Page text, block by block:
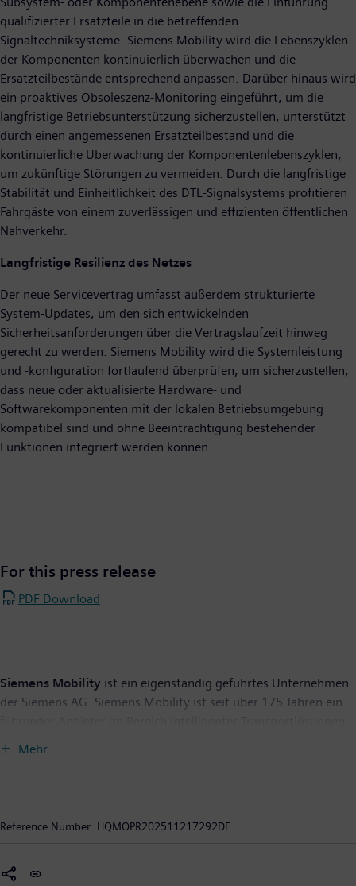
qualifizierter Ersatzteile in die betreffenden
Signaltechniksysteme. Siemens Mobility wird die Lebenszyklen
der Komponenten kontinuierlich überwachen und die
Ersatzteilbestände entsprechend anpassen. Darüber hinaus wird
ein proaktives Obsoleszenz-Monitoring eingeführt, um die
langfristige Betriebsunterstützung sicherzustellen, unterstützt
durch einen angemessenen Ersatzteilbestand und die
kontinuierliche Überwachung der Komponentenlebenszyklen,
um zukünftige Störungen zu vermeiden. Durch die langfristige
Stabilität und Einheitlichkeit des DTL-Signalsystems profitieren
Fahrgäste von einem zuverlässigen und effizienten öffentlichen
Nahverkehr.
Langfristige Resilienz des Netzes
Der neue Servicevertrag umfasst außerdem strukturierte
System-Updates, um den sich entwickelnden
Sicherheitsanforderungen über die Vertragslaufzeit hinweg
gerecht zu werden. Siemens Mobility wird die Systemleistung
und -konfiguration fortlaufend überprüfen, um sicherzustellen,
dass neue oder aktualisierte Hardware- und
Softwarekomponenten mit der lokalen Betriebsumgebung
kompatibel sind und ohne Beeinträchtigung bestehender
Funktionen integriert werden können.
For this press release
PDF Download
Siemens Mobility ist ein eigenständig geführtes Unternehmen
der Siemens AG. Siemens Mobility ist seit über 175 Jahren ein
Produkten und Lösungen und durch den Einsatz industrieller KI
ganzen Welt, ihre Infrastruktur intelligent zu machen, eine
Mehr
Reference Number: HQMOPR202511217292DE